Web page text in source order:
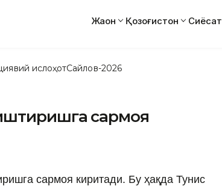
Жаҳон Қозоғистон Сиёсат
ислоҳотСайлов-2026
сармоя
сармоя киритади. Бу ҳақда Тунис